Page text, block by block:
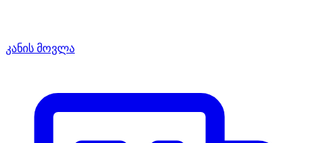
კანის მოვლა